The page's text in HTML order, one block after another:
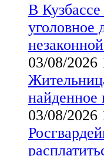
В
уголовное
03/08/2026
найденное
03/08/2026